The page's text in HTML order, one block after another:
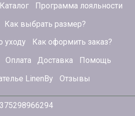
Каталог
Программа лояльности
Как выбрать размер?
уходу
Как оформить заказ?
Оплата Доставка
Помощь
LinenBy
Отзывы